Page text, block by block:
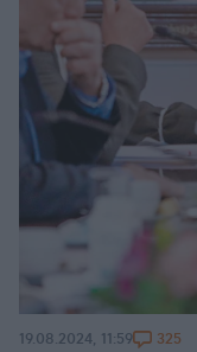
19.08.2024, 11:59 325